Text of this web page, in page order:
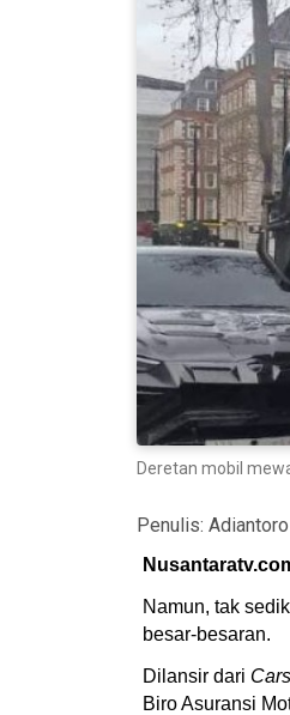
Deretan mobil
Penulis: Adiantoro
Namun, tak
besar-besaran.
Dilansir dari
Biro Asuransi